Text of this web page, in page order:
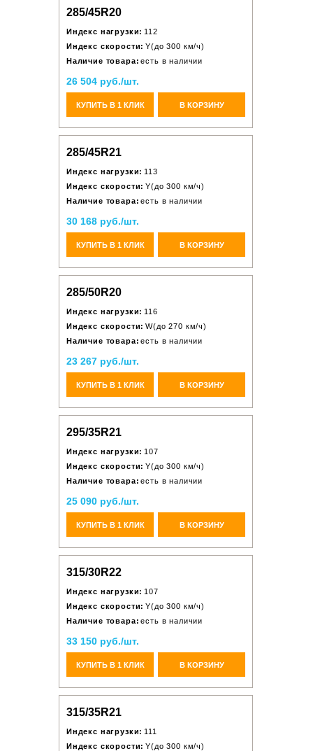
285/45R20
Индекс нагрузки: 112
Индекс скорости: Y(до 300 км/ч)
Наличие товара: есть в наличии
26 504 руб./шт.
КУПИТЬ В 1 КЛИК В КОРЗИНУ
285/45R21
Индекс нагрузки: 113
Индекс скорости: Y(до 300 км/ч)
Наличие товара: есть в наличии
30 168 руб./шт.
КУПИТЬ В 1 КЛИК В КОРЗИНУ
285/50R20
Индекс нагрузки: 116
Индекс скорости: W(до 270 км/ч)
Наличие товара: есть в наличии
23 267 руб./шт.
КУПИТЬ В 1 КЛИК В КОРЗИНУ
295/35R21
Индекс нагрузки: 107
Индекс скорости: Y(до 300 км/ч)
Наличие товара: есть в наличии
25 090 руб./шт.
КУПИТЬ В 1 КЛИК В КОРЗИНУ
315/30R22
Индекс нагрузки: 107
Индекс скорости: Y(до 300 км/ч)
Наличие товара: есть в наличии
33 150 руб./шт.
КУПИТЬ В 1 КЛИК В КОРЗИНУ
315/35R21
Индекс нагрузки: 111
Индекс скорости: Y(до 300 км/ч)